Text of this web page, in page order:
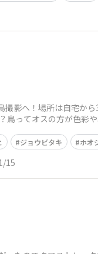
撮影へ！場所は自宅か
てオスの方が色彩や
ジョウビタキ ホオ
15